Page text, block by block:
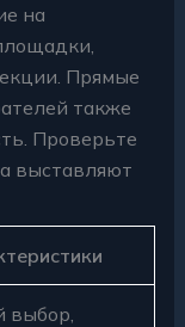
на
Прямые
также
Проверьте
выставляют